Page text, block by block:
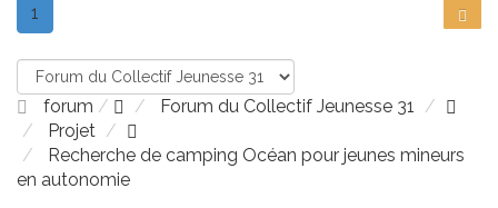
1
forum
Forum du Collectif Jeunesse 31
Projet
Recherche de camping Océan pour jeunes mineurs
en autonomie